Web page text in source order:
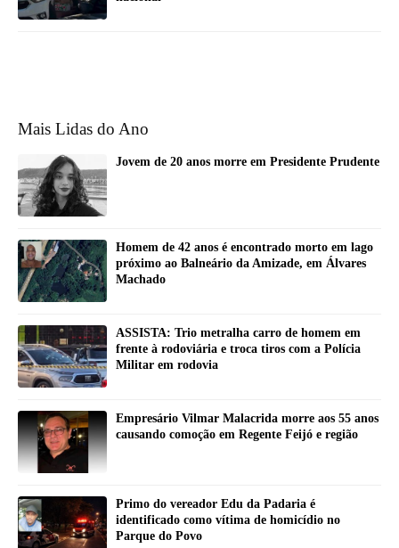
Mais Lidas do Ano
Jovem de 20 anos morre em Presidente Prudente
Homem de 42 anos é encontrado morto em lago
próximo ao Balneário da Amizade, em Álvares
Machado
ASSISTA: Trio metralha carro de homem em
frente à rodoviária e troca tiros com a Polícia
Militar em rodovia
Empresário Vilmar Malacrida morre aos 55 anos
causando comoção em Regente Feijó e região
Primo do vereador Edu da Padaria é
identificado como vítima de homicídio no
Parque do Povo